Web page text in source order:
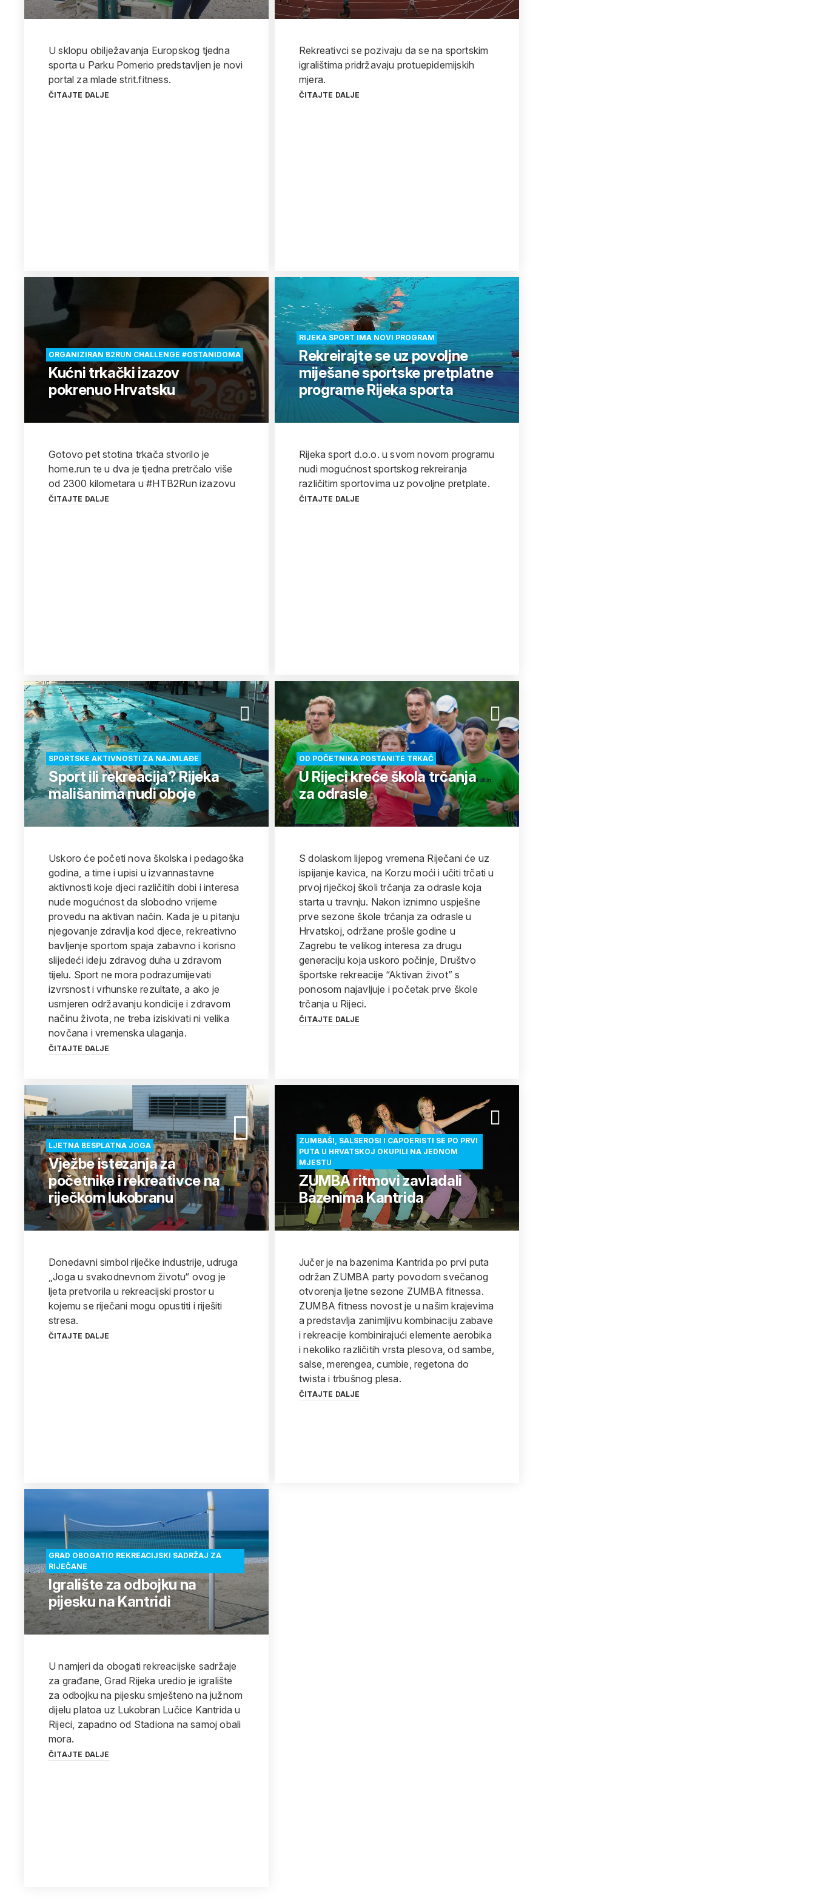
U sklopu obilježavanja Europskog tjedna
sporta u Parku Pomerio predstavljen je novi
portal za mlade strit.fitness.
ČITAJTE DALJE
Rekreativci se pozivaju da se na sportskim
igralištima pridržavaju protuepidemijskih
mjera.
ČITAJTE DALJE
ORGANIZIRAN B2RUN CHALLENGE #OSTANIDOMA
Kućni trkački izazov
pokrenuo Hrvatsku
Gotovo pet stotina trkača stvorilo je
home.run te u dva je tjedna pretrčalo više
od 2300 kilometara u #HTB2Run izazovu
ČITAJTE DALJE
RIJEKA SPORT IMA NOVI PROGRAM
Rekreirajte se uz povoljne
miješane sportske pretplatne
programe Rijeka sporta
Rijeka sport d.o.o. u svom novom programu
nudi mogućnost sportskog rekreiranja
različitim sportovima uz povoljne pretplate.
ČITAJTE DALJE
SPORTSKE AKTIVNOSTI ZA NAJMLAĐE
Sport ili rekreacija? Rijeka
mališanima nudi oboje
Uskoro će početi nova školska i pedagoška
godina, a time i upisi u izvannastavne
aktivnosti koje djeci različitih dobi i interesa
nude mogućnost da slobodno vrijeme
provedu na aktivan način. Kada je u pitanju
njegovanje zdravlja kod djece, rekreativno
bavljenje sportom spaja zabavno i korisno
slijedeći ideju zdravog duha u zdravom
tijelu. Sport ne mora podrazumijevati
izvrsnost i vrhunske rezultate, a ako je
usmjeren održavanju kondicije i zdravom
načinu života, ne treba iziskivati ni velika
novčana i vremenska ulaganja.
ČITAJTE DALJE
OD POČETNIKA POSTANITE TRKAČ
U Rijeci kreće škola trčanja
za odrasle
S dolaskom lijepog vremena Riječani će uz
ispijanje kavica, na Korzu moći i učiti trčati u
prvoj riječkoj školi trčanja za odrasle koja
starta u travnju. Nakon iznimno uspješne
prve sezone škole trčanja za odrasle u
Hrvatskoj, održane prošle godine u
Zagrebu te velikog interesa za drugu
generaciju koja uskoro počinje, Društvo
športske rekreacije “Aktivan život” s
ponosom najavljuje i početak prve škole
trčanja u Rijeci.
ČITAJTE DALJE
LJETNA BESPLATNA JOGA
Vježbe istezanja za
početnike i rekreativce na
riječkom lukobranu
Donedavni simbol riječke industrije, udruga
„Joga u svakodnevnom životu“ ovog je
ljeta pretvorila u rekreacijski prostor u
kojemu se riječani mogu opustiti i riješiti
stresa.
ČITAJTE DALJE
ZUMBAŠI, SALSEROSI I CAPOERISTI SE PO PRVI
PUTA U HRVATSKOJ OKUPILI NA JEDNOM
MJESTU
ZUMBA ritmovi zavladali
Bazenima Kantrida
Jučer je na bazenima Kantrida po prvi puta
održan ZUMBA party povodom svečanog
otvorenja ljetne sezone ZUMBA fitnessa.
ZUMBA fitness novost je u našim krajevima
a predstavlja zanimljivu kombinaciju zabave
i rekreacije kombinirajući elemente aerobika
i nekoliko različitih vrsta plesova, od sambe,
salse, merengea, cumbie, regetona do
twista i trbušnog plesa.
ČITAJTE DALJE
GRAD OBOGATIO REKREACIJSKI SADRŽAJ ZA
RIJEČANE
Igralište za odbojku na
pijesku na Kantridi
U namjeri da obogati rekreacijske sadržaje
za građane, Grad Rijeka uredio je igralište
za odbojku na pijesku smješteno na južnom
dijelu platoa uz Lukobran Lučice Kantrida u
Rijeci, zapadno od Stadiona na samoj obali
mora.
ČITAJTE DALJE